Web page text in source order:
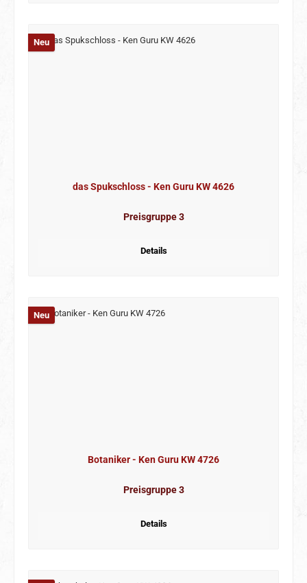
Neu
das Spukschloss - Ken Guru KW 4626
Preisgruppe 3
Details
Neu
Botaniker - Ken Guru KW 4726
Preisgruppe 3
Details